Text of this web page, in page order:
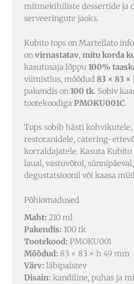
mitmekihiliste dessertide ja
serveeringute jaoks.
Kubito tops on Martellato
onvirnastatav,mitu korda
kasutusaja lõppu100%
viimistlus, mõõdud83 × 83 ×
pakendis on100 tk. Sobiv
tootekoodigaPMOKU001C.
Tops sobib hästi
restoranidele, catering-
korraldajatele. Kasuta
laual, vastuvõtul,
degustatsioonil või kaasa
Põhiomadused
Maht: 210 ml
Pakendis: 100 tk
Tootekood: PMOKU001
Mõõdud: 83 × 83 × h 49 mm
Värv: läbipaistev
Disain: kandiline, puhas ja